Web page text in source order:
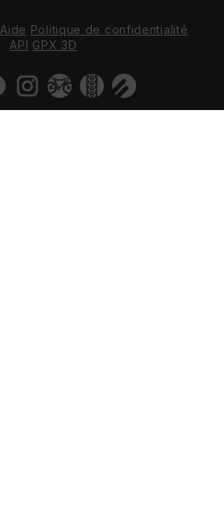
Aide Politique de confidentialité
API GPX 3D